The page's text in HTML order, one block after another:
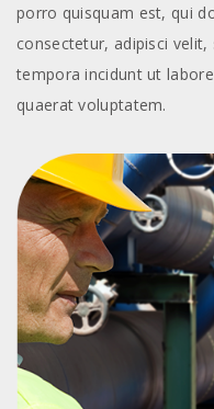
porro quisquam est, qui
consectetur, adipisci
tempora incidunt ut
quaerat voluptatem.